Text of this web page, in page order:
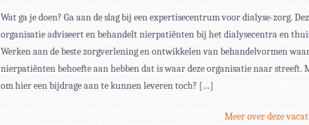
Wat ga je doen? Ga aan de slag bij een expertisecentrum voor dialyse-zorg.
organisatie adviseert en behandelt nierpatiënten bij het dialysecentra en
Werken aan de beste zorgverlening en ontwikkelen van behandelvormen
nierpatiënten behoefte aan hebben dat is waar deze organisatie naar streeft.
om hier een bijdrage aan te kunnen leveren toch? […]
Meer over deze